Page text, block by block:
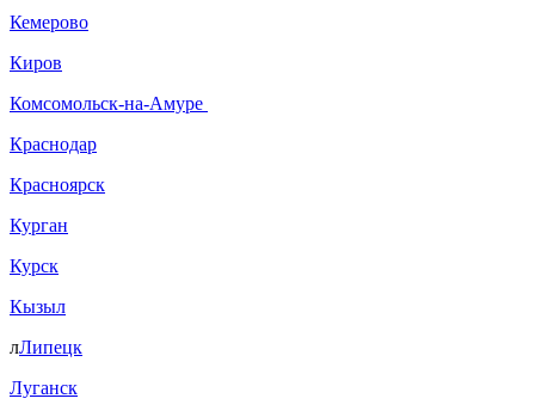
Кемерово
Киров
Комсомольск-на-Амуре
Краснодар
Красноярск
Курган
Курск
Кызыл
лЛипецк
Луганск